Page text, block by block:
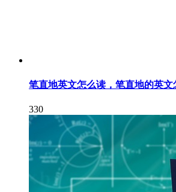
笔直地英文怎么读，笔直地的英文
330